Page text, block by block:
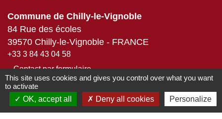
Commune de Chilly-le-Vignoble
84 Rue des écoles
39570 Chilly-le-Vignoble - FRANCE
+33 3 84 43 04 58
Contact par formulaire
Liens
This site uses cookies and gives you control over what you want
to activate
OK, accept all
Deny all cookies Personalize